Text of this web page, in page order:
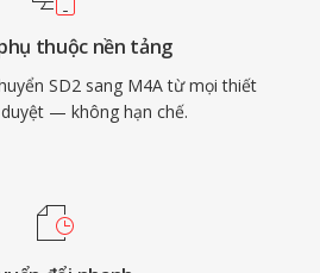
hoạt kép phục vụ cả quy
thuộc nền tảng
SD2 sang M4A từ mọi thiết
— không hạn chế.